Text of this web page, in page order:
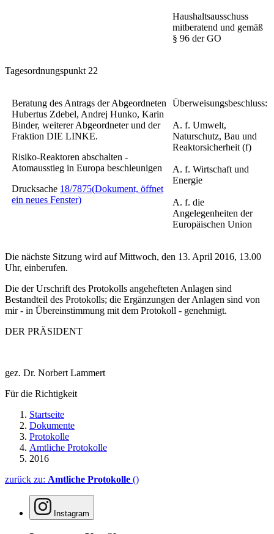
Haushaltsausschuss
mitberatend und gemäß
§ 96 der GO
Tagesordnungspunkt 22
Beratung des Antrags der Abgeordneten
Hubertus Zdebel, Andrej Hunko, Karin
Binder, weiterer Abgeordneter und der
Fraktion DIE LINKE.
Risiko-Reaktoren abschalten -
Atomausstieg in Europa beschleunigen
Drucksache 18/7875(Dokument, öffnet
ein neues Fenster)
Überweisungsbeschluss:
A. f. Umwelt,
Naturschutz, Bau und
Reaktorsicherheit (f)
A. f. Wirtschaft und
Energie
A. f. die
Angelegenheiten der
Europäischen Union
Die nächste Sitzung wird auf Mittwoch, den 13. April 2016, 13.00
Uhr, einberufen.
Die der Urschrift des Protokolls angehefteten Anlagen sind
Bestandteil des Protokolls; die Ergänzungen der Anlagen sind von
mir - in Übereinstimmung mit dem Protokoll - genehmigt.
DER PRÄSIDENT
gez. Dr. Norbert Lammert
Für die Richtigkeit
Startseite
Dokumente
Protokolle
Amtliche Protokolle
2016
zurück zu: Amtliche Protokolle ()
Instagram